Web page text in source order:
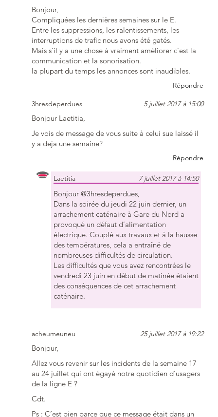
Bonjour,
Compliquées les dernières semaines sur le E.
Entre les suppressions, les ralentissements, les
interruptions de trafic nous avons été gatés.
Mais s’il y a une chose à vraiment améliorer c’est la
communication et la sonorisation.
la plupart du temps les annonces sont inaudibles.
Répondre
3hresdeperdues 5 juillet 2017 à 15:00
Bonjour Laetitia,
Je vois de message de vous suite à celui sue laissé il
y a deja une semaine?
Répondre
Laetitia 7 juillet 2017 à 14:50
Bonjour @3hresdeperdues,
Dans la soirée du jeudi 22 juin dernier, un
arrachement caténaire à Gare du Nord a
provoqué un défaut d’alimentation
électrique. Couplé aux travaux et à la hausse
des températures, cela a entraîné de
nombreuses difficultés de circulation.
Les difficultés que vous avez rencontrées le
vendredi 23 juin en début de matinée étaient
des conséquences de cet arrachement
caténaire.
acheumeuneu 25 juillet 2017 à 19:22
Bonjour,
Allez vous revenir sur les incidents de la semaine 17
au 24 juillet qui ont égayé notre quotidien d’usagers
de la ligne E ?
Cdt.
Ps : C’est bien parce que ce message était dans un